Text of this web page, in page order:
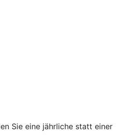
Sie eine jährliche statt einer